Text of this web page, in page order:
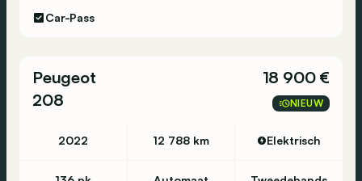
Car-Pass
Peugeot
208
18 900 €
NIEUW
2022 12 788 km Elektrisch